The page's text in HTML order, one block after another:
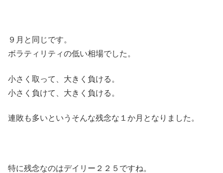
９月と同じです。
ボラティリティの低い相場でした。
小さく取って、大きく負ける。
小さく負けて、大きく負ける。
連敗も多いというそんな残念な１か月となりました。
特に残念なのはデイリー２２５ですね。